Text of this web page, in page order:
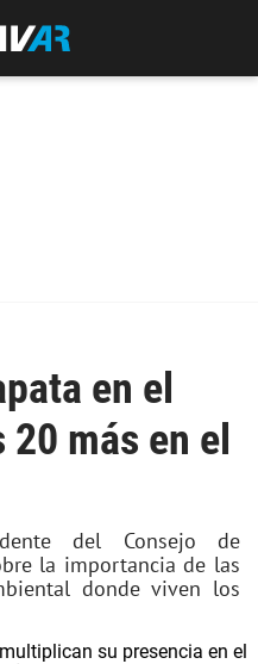
en el
más en el
del Consejo de
la importancia de las
donde viven los